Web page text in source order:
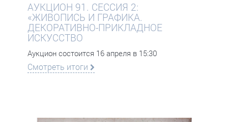
АУКЦИОН 91. СЕССИЯ 2:
«ЖИВОПИСЬ И ГРАФИКА.
ДЕКОРАТИВНО-ПРИКЛАДНОЕ
ИСКУССТВО
Аукцион состоится 16 апреля в 15:30
Смотреть итоги